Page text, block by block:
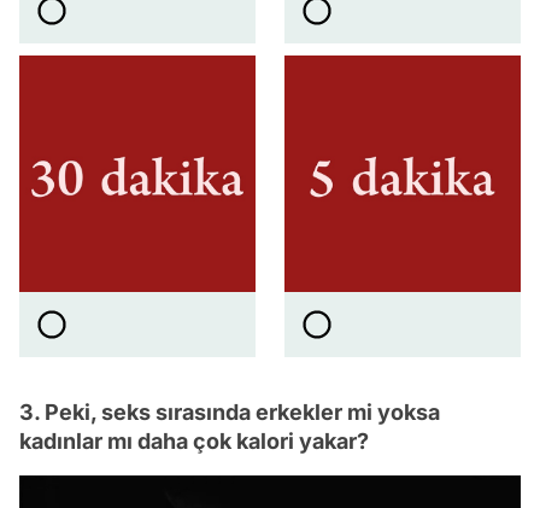
3. Peki, seks sırasında erkekler mi yoksa
kadınlar mı daha çok kalori yakar?